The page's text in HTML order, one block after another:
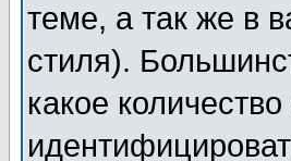
теме, а так же в
стиля).
какое